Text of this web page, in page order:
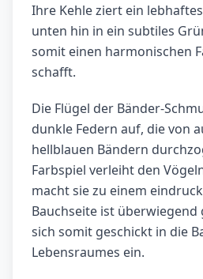
Ihre Kehle ziert ein
unten hin in ein subtiles
somit einen harmonischen
schafft.
Die Flügel der Bänder-
dunkle Federn auf, die von
hellblauen Bändern
Farbspiel verleiht den
macht sie zu einem
Bauchseite ist
sich somit geschickt in die
Lebensraumes ein.